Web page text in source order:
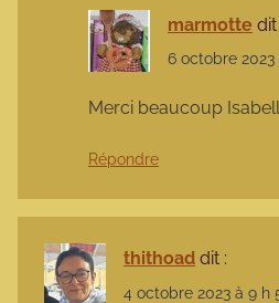
marmotte dit
6 octobre 2023
Merci beaucoup
Répondre
thithoad dit :
4 octobre 2023 à 9 h